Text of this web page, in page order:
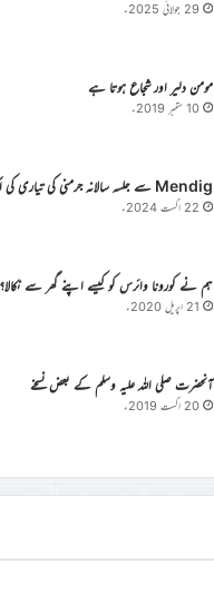
29 جولائی 2025ء
مومن دلیر اور شجاع ہوتا ہے
10 ستمبر 2019ء
Mendig سے جلسہ سالانہ جرمنی کی تیاری کی ایک رپورٹ
22 اگست 2024ء
ہم نے کورونا وائرس کو کیسے اپنے گھر سے نکالا؟
21 اپریل 2020ء
آنحضرت صلی اللہ علیہ وسلم کے بعض نسخے
20 اگست 2019ء